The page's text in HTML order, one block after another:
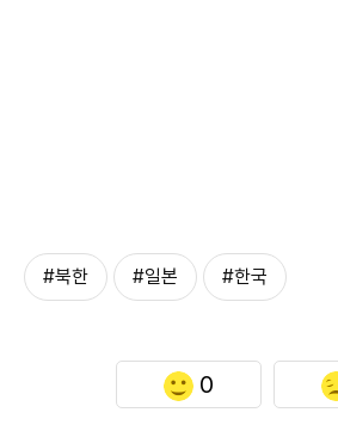
#북한 #일본 #한국
0